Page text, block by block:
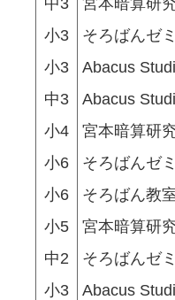
中3
宮本暗算研
小3
そろばんゼ
小3
Abacus
中3
Abacus
小4
宮本暗算研
小6
そろばんゼ
小6
そろばん教
小5
宮本暗算研
中2
そろばんゼ
小3
Abacus